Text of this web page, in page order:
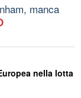
manca
nella lotta